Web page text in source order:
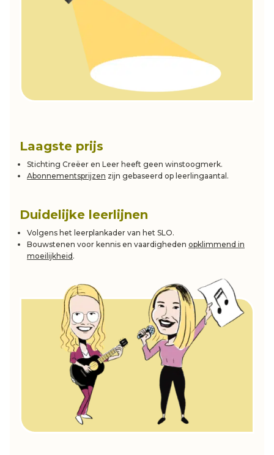
Laagste prijs
Stichting Creëer en Leer heeft geen winstoogmerk.
Abonnementsprijzen zijn gebaseerd op leerlingaantal.
Duidelijke leerlijnen
Volgens het leerplankader van het SLO.
Bouwstenen voor kennis en vaardigheden opklimmend in
moeilijkheid .